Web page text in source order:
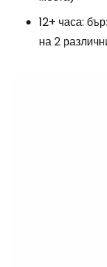
12+ часа:
на 2